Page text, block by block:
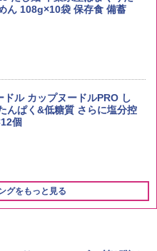
あきたこまちブレンド 無洗
トル
】フロム・ザ・バレル モルト
500ml アサヒ [ 日本 500ml ]
ト プレゼント 贈り物に】
ん 108g×10袋 保存食 備蓄
ドル カップヌードルPRO し
んぱく&低糖質 さらに塩分控
個
グをもっと見る